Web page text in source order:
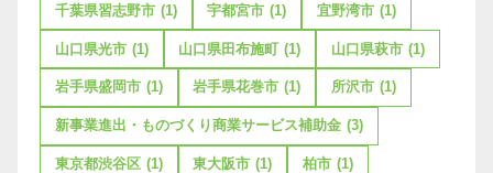
千葉県習志野市 (1) 宇都宮市 (1) 宜野湾市 (1)
山口県光市 (1) 山口県田布施町 (1) 山口県萩市 (1)
岩手県盛岡市 (1) 岩手県花巻市 (1) 所沢市 (1)
新事業進出・ものづくり商業サービス補助金 (3)
東京都渋谷区 (1) 東大阪市 (1) 柏市 (1)